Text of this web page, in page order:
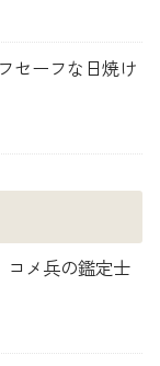
セーフな日焼け
コメ兵の鑑定士